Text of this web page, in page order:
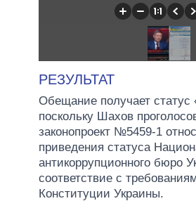
РЕЗУЛЬТАТ
Обещание получает статус
поскольку Шахов
законопроект №5459-1
приведения статуса
антикоррупционного бюро
соответствие с
Конституции Украины.